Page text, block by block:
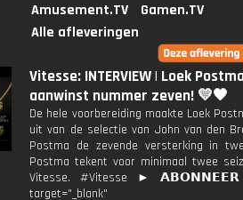
Amusement.TV
Gamen.TV
Alle afleveringen
Vitesse: INTERVIEW | Loek
aanwinst nummer zeven! 💛🖤
De hele voorbereiding maakte Loek
uit van de selectie van John van den
Postma de zevende versterking in
Postma tekent voor minimaal twee
Vitesse. #Vitesse ►
target="_blank"